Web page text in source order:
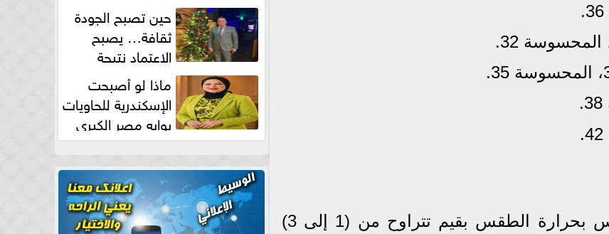
​ارتفاع نسب الرطوبة يزيد من الإحساس بحرارة الطقس بقيم تتراوح من (1 إلى 3)
حين تصبح الجودة
ثقافة… يصبح
الاعتماد نتيجة
طبيعية
ماذا لو أصبحت
الإسكندرية للحاويات
بوابه مصر الكبري
للتجارة العالمية بقلم د...